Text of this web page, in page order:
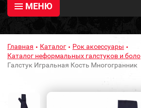
МЕНЮ
Главная Каталог
Рок аксессуары
Каталог неформальных галстуков и боло
Галстук Игральная Кость Многогранник